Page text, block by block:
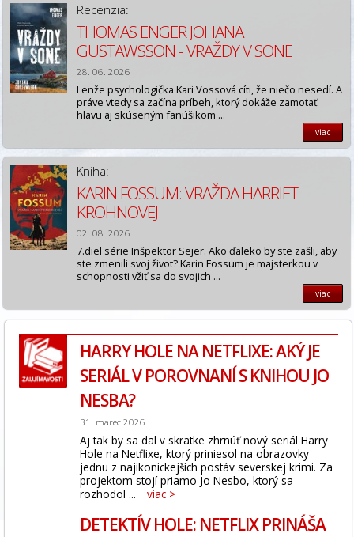
Recenzia:
THOMAS ENGER JOHANA
GUSTAWSSON - VRAŽDY V SONE
28. 06. 2026
Lenže psychologička Kari Vossová cíti, že niečo nesedí. A
práve vtedy sa začína príbeh, ktorý dokáže zamotať
hlavu aj skúseným fanúšikom ...
viac
Kniha:
KARIN FOSSUM: VRAŽDA HARRIET
KROHNOVEJ
02. 08. 2026
7.diel série Inšpektor Sejer. Ako ďaleko by ste zašli, aby
ste zmenili svoj život? Karin Fossum je majsterkou v
schopnosti vžiť sa do svojich ...
viac
HARRY HOLE NA NETFLIXE: AKÝ JE
SERIÁL V POROVNANÍ S KNIHOU JO
NESBA?
31. marec 2026
Aj tak by sa dal v skratke zhrnúť nový seriál Harry
Hole na Netflixe, ktorý priniesol na obrazovky
jednu z najikonickejších postáv severskej krimi. Za
projektom stojí priamo Jo Nesbo, ktorý sa
rozhodol ...
viac >
DETEKTÍV HOLE: NETFLIX PRINÁŠA